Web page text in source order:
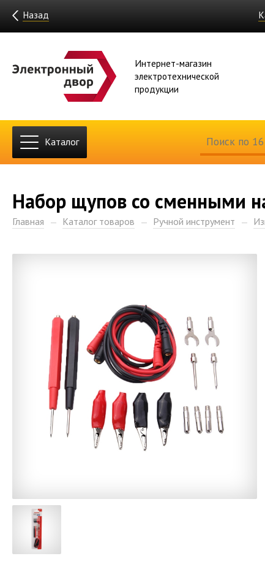
Назад
Интернет-магазин
электротехнической
продукции
Каталог
Набор щупов со сменными
Главная Каталог товаров Ручной инструмент